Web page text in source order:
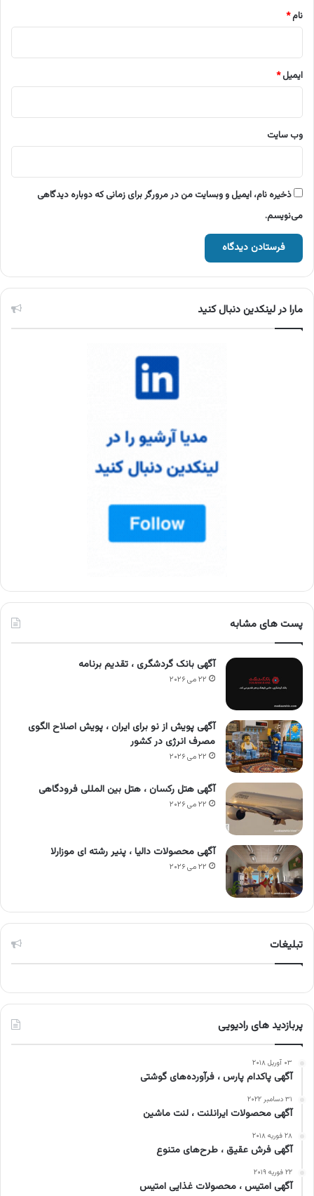
نام*
ایمیل*
وب‌ سایت
ذخیره نام، ایمیل و وبسایت من در مرورگر برای زمانی که دوباره دیدگاهی
می‌نویسم.
مارا در لینکدین دنبال کنید
پست های مشابه
آگهی بانک گردشگری ، تقدیم برنامه
۲۲ می ۲۰۲۶
آگهی پویش از نو برای ایران ، پویش اصلاح الگوی
مصرف انرژی در کشور
۲۲ می ۲۰۲۶
آگهی هتل رکسان ، هتل بین المللی فرودگاهی
۲۲ می ۲۰۲۶
آگهی محصولات دالیا ، پنیر رشته ای موزارلا
۲۲ می ۲۰۲۶
تبلیغات
پربازدید های رادیویی
۰۳ آوریل ۲۰۱۸
آگهی پاکدام پارس ، فرآورده‌های گوشتی
۳۱ دسامبر ۲۰۲۲
آگهی محصولات ایرانلنت ، لنت ماشین
۲۸ فوریه ۲۰۱۸
آگهی فرش عقیق ، طرح‌های متنوع
۲۲ فوریه ۲۰۱۹
آگهی امتیس ، محصولات غذایی امتیس